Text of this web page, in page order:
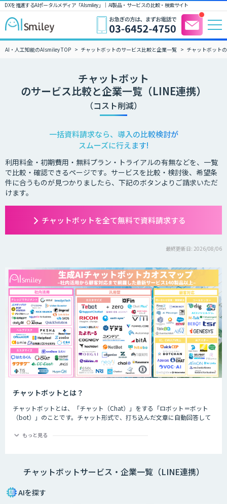
DXを推進するAIポータルメディア「AIsmiley」｜ AI製品・サービスの比較・検索サイト
AI・人工知能のAIsmiley TOP チャットボットのサービス比較と企業一覧 チャットボット
チャットボット
のサービス比較と企業一覧（LINE連携）
（コスト削減）
一括資料請求なら、導入の比較検討が
スムーズに行えます!
利用料金・初期費用・無料プラン・トライアルの有無などを、一覧
で比較・確認できるページです。サービスを比較・検討後、希望条
件に合うものが見つかりましたら、下記のボタンよりご請求いただ
けます。
チャットボットを全て無料で資料請求する
最終更新日: 2026/08/06
チャットボットとは？
チャットボットとは、「チャット（Chat）」をする「ロボット＝ボット
（bot）」のことです。チャット形式で、打ち込んだ文章に自動回答して
・AI型チャットボットの特徴
「機械学習型」といわれる仕組みを採用したチャットボットで、文章全体
の意味を理解した上で回答を返すことができるという特徴を持っていま
もっと見る
チャットボットサービス・企業一覧（LINE連携）
AIを探す